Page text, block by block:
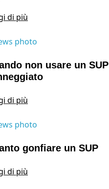
di più
non usare un SUP
di più
gonfiare un SUP
di più